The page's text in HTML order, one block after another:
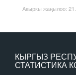
Акыркы жаңылоо:
КЫРГЫЗ
СТАТИСТИКА